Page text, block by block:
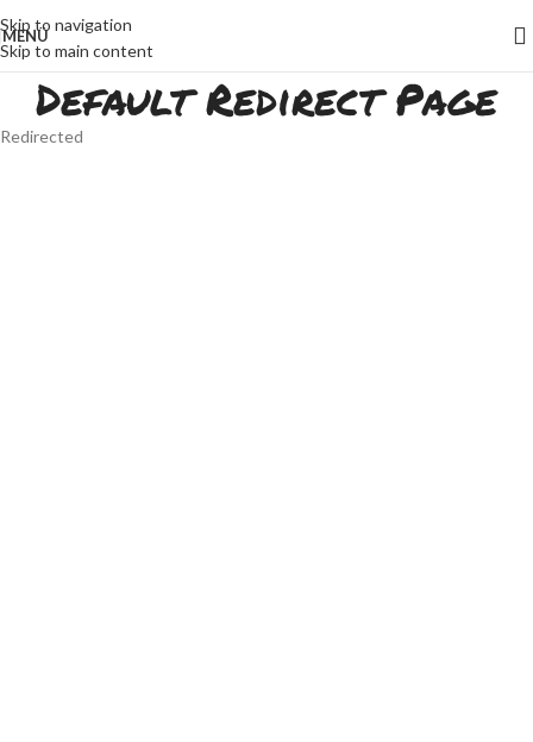
Skip to navigation
Skip to main content
MENÜ
Default Redirect Page
Redirected